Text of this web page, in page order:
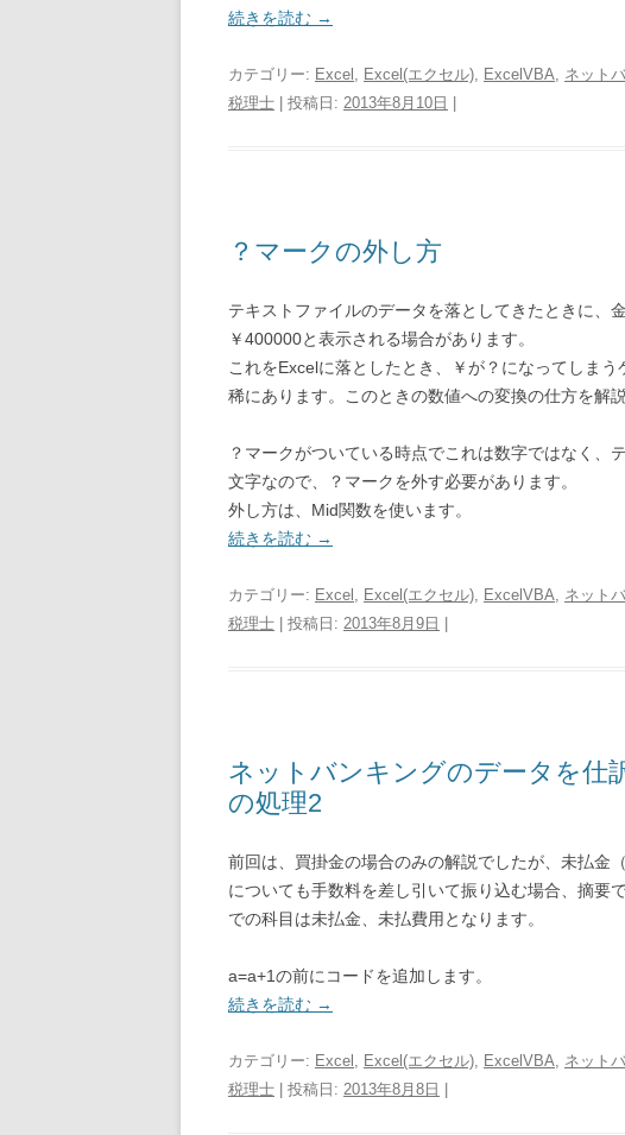
続きを読む →
カテゴリー: Excel , Excel(エクセル), ExcelVBA, ネット
税理士 | 投稿日: 2013年8月10日
？マークの外し方
テキストファイルのデータを落としてきたときに、
￥400000と表示される場合があります。
これをExcelに落としたとき、￥が？になってしまう
稀にあります。このときの数値への変換の仕方を解説
？マークがついている時点でこれは数字ではなく、
文字なので、？マークを外す必要があります。
外し方は、Mid関数を使います。
続きを読む →
カテゴリー: Excel , Excel(エクセル), ExcelVBA, ネット
税理士 | 投稿日: 2013年8月9日
ネットバンキングのデータを仕
の処理2
前回は、買掛金の場合のみの解説でしたが、未払金
についても手数料を差し引いて振り込む場合、摘要
での科目は未払金、未払費用となります。
a=a+1の前にコードを追加します。
続きを読む →
カテゴリー: Excel , Excel(エクセル), ExcelVBA, ネット
税理士 | 投稿日: 2013年8月8日